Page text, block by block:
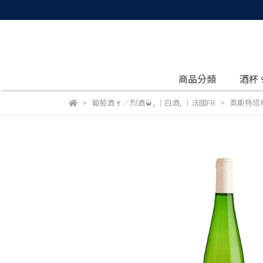
商品分類 酒杯
葡萄酒🍷／烈酒🥃, ｜白酒, ｜法國FR 奧斯特塔